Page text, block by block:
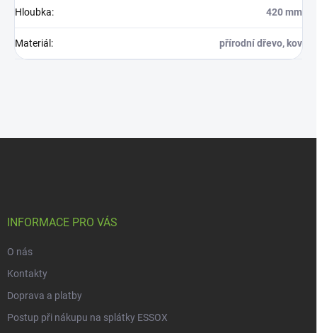
Hloubka: 420 mm
Materiál : přírodní dřevo, kov
INFORMACE PRO VÁS
O nás
Kontakty
Doprava a platby
Postup při nákupu na splátky ESSOX